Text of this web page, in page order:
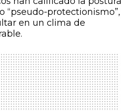
“pseudo-protectionismo”,
en un clima de